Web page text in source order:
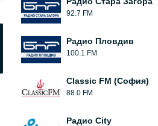
92.7 FM
Радио Пловдив
100.1 FM
Classic FM (София)
88.0 FM
Pадио City